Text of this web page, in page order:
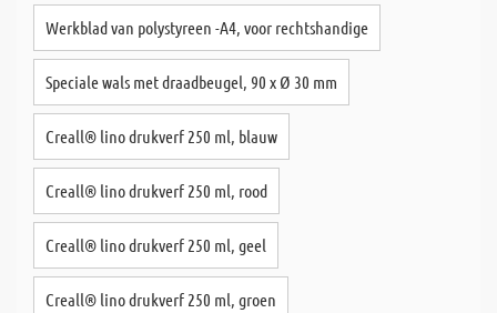
Werkblad van polystyreen -A4, voor rechtshandige
Speciale wals met draadbeugel, 90 x Ø 30 mm
Creall® lino drukverf 250 ml, blauw
Creall® lino drukverf 250 ml, rood
Creall® lino drukverf 250 ml, geel
Creall® lino drukverf 250 ml, groen